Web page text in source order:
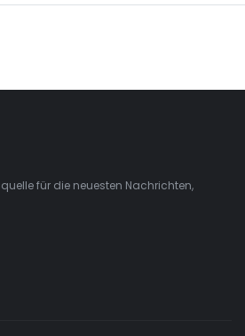
für die neuesten Nachrichten,